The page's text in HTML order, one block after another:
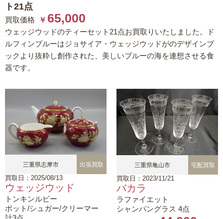
ト21点
買取価格 ￥ 65,000
ウェッジウッドのティーセット21点お買取りいたしました。ド
ルフィンブルーはジョサイア・ウェッジウッドがのデザインブ
ックより抜粋し創作された、美しいブルーの海を連想させる食
器です。
三重県志摩市 出張買取
買取日：2025/08/13
ウェッジウッド
トンキンルビー
ポット/シュガー/クリーマー
三重県亀山市 宅配買取
買取日：2023/11/21
バカラ
ラファイエット
シャンパングラス 4点